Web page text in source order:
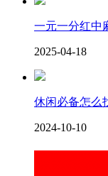
一元一分红中
2025-04-18
休闲必备怎么
2024-10-10